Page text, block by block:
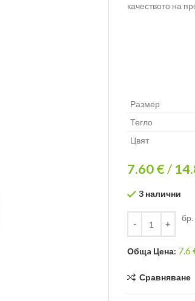
качеството на
Размер
Тегло
Цвят
7.60 €/
3 налични
бр.
Общa Цена: 7.6
Сравняване